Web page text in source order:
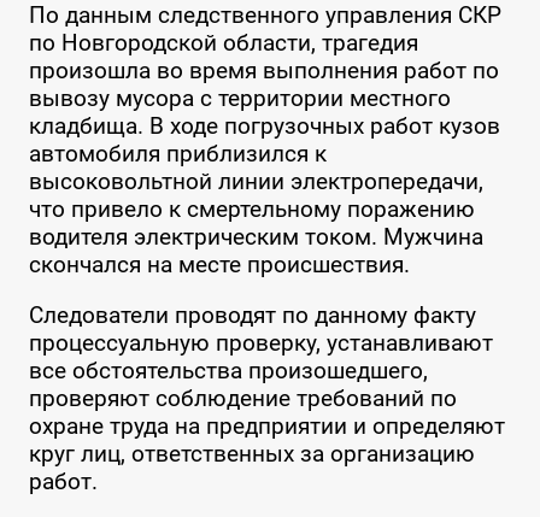
По данным следственного управления СКР
по Новгородской области, трагедия
произошла во время выполнения работ по
вывозу мусора с территории местного
кладбища. В ходе погрузочных работ кузов
автомобиля приблизился к
высоковольтной линии электропередачи,
что привело к смертельному поражению
водителя электрическим током. Мужчина
скончался на месте происшествия.
Следователи проводят по данному факту
процессуальную проверку, устанавливают
все обстоятельства произошедшего,
проверяют соблюдение требований по
охране труда на предприятии и определяют
круг лиц, ответственных за организацию
работ.